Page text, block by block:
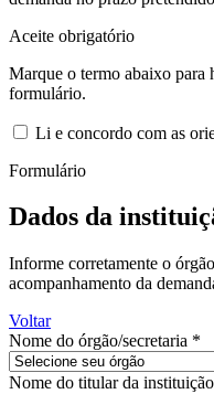
Aceite obrigatório
Marque o termo abaixo
formulário.
Li e concordo com as
Formulário
Dados da
Informe corretamente o
acompanhamento da
Voltar
Nome do órgão/secretaria *
Nome do titular da